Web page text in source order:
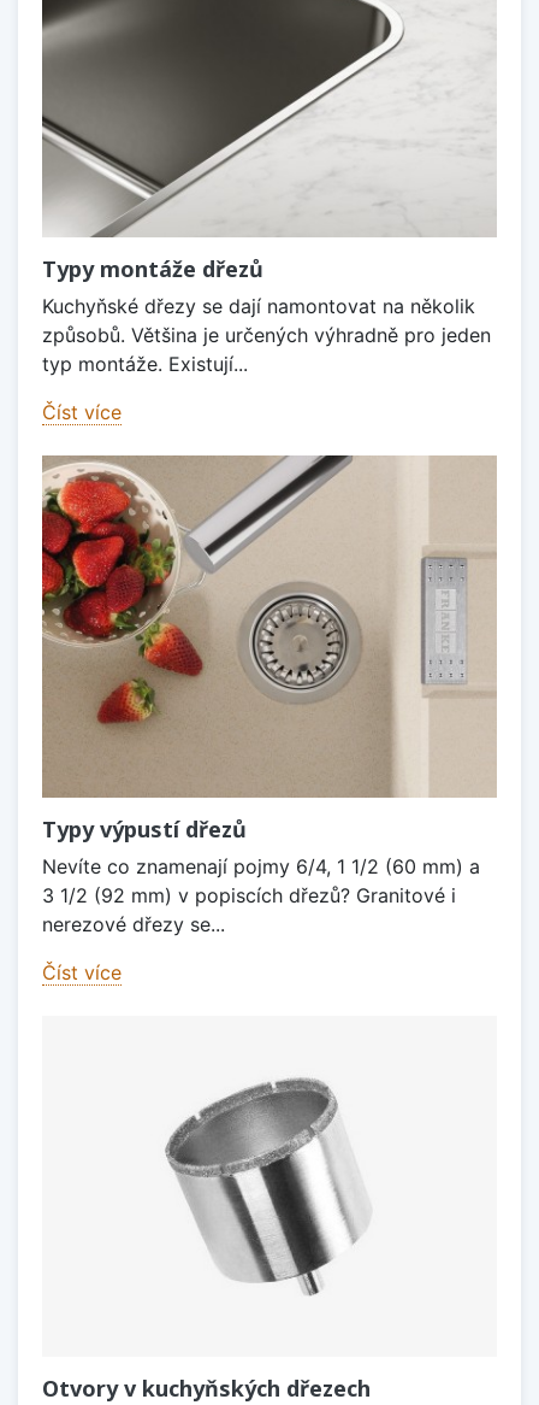
Typy montáže dřezů
Kuchyňské dřezy se dají namontovat na několik
způsobů. Většina je určených výhradně pro jeden
typ montáže. Existují...
Číst více
Typy výpustí dřezů
Nevíte co znamenají pojmy 6/4, 1 1/2 (60 mm) a
3 1/2 (92 mm) v popiscích dřezů? Granitové i
nerezové dřezy se...
Číst více
Otvory v kuchyňských dřezech